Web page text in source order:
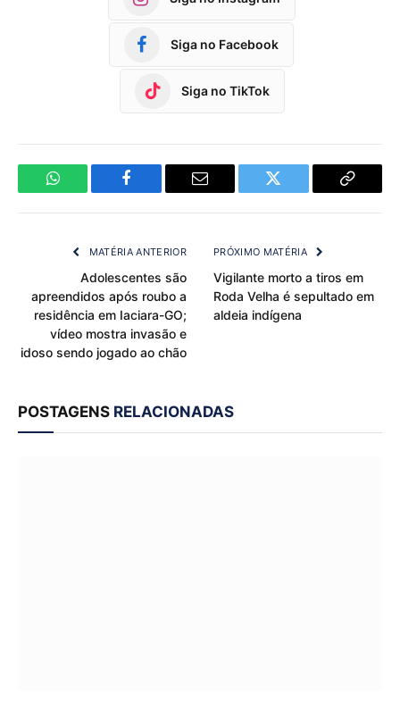
Siga no Facebook
Siga no TikTok
WhatsApp Facebook Email Twitter
Copy
MATÉRIA ANTERIOR
Adolescentes são
apreendidos após roubo a
residência em Iaciara-GO;
vídeo mostra invasão e
idoso sendo jogado ao chão
PRÓXIMO MATÉRIA
Vigilante morto a tiros em
Roda Velha é sepultado em
aldeia indígena
POSTAGENS RELACIONADAS